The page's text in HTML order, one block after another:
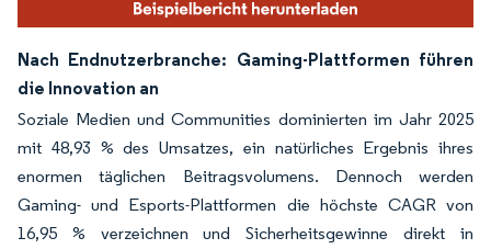
Nach Endnutzerbranche: Gaming-Plattformen führen
die Innovation an
Soziale Medien und Communities dominierten im Jahr 2025
mit 48,93 % des Umsatzes, ein natürliches Ergebnis ihres
enormen täglichen Beitragsvolumens. Dennoch werden
Gaming- und Esports-Plattformen die höchste CAGR von
16,95 % verzeichnen und Sicherheitsgewinne direkt in